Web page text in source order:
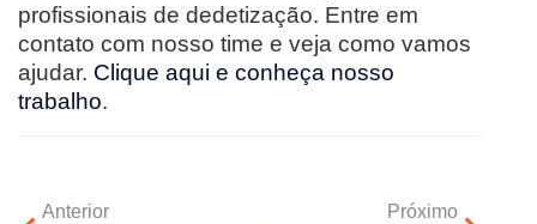
profissionais de dedetização. Entre em
contato com nosso time e veja como vamos
ajudar. Clique aqui e conheça nosso
trabalho.
Anterior Próximo